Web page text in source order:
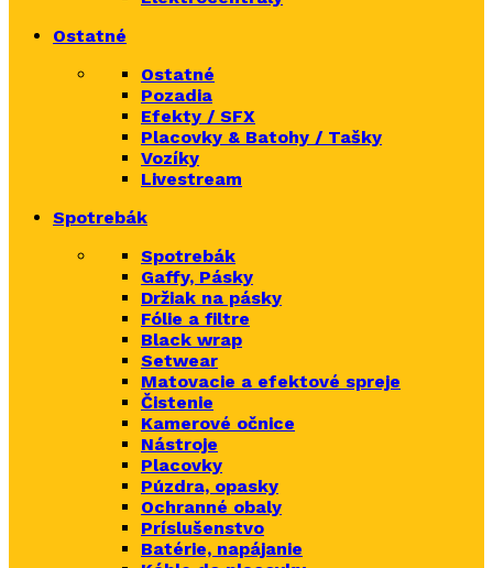
Ostatné
Ostatné
Pozadia
Efekty / SFX
Placovky & Batohy / Tašky
Vozíky
Livestream
Spotrebák
Spotrebák
Gaffy, Pásky
Držiak na pásky
Fólie a filtre
Black wrap
Setwear
Matovacie a efektové spreje
Čistenie
Kamerové očnice
Nástroje
Placovky
Púzdra, opasky
Ochranné obaly
Príslušenstvo
Batérie, napájanie